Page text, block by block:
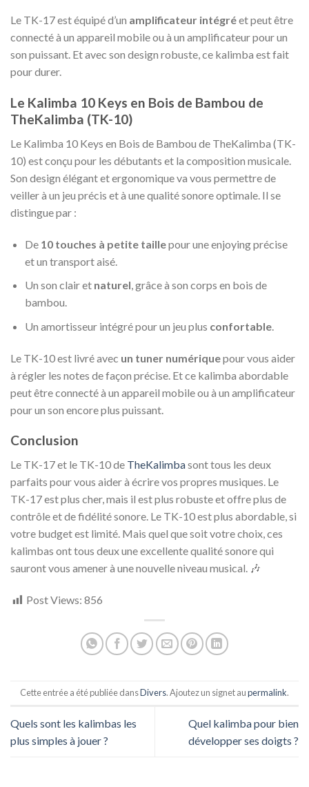
Le TK-17 est équipé d’un amplificateur intégréet peut être
connecté à un appareil mobile ou à un amplificateur pour un
son puissant. Et avec son design robuste, ce kalimba est fait
pour durer.
Le Kalimba 10 Keys en Bois de Bambou de
TheKalimba (TK-10)
Le Kalimba 10 Keys en Bois de Bambou de TheKalimba (TK-
10) est conçu pour les débutants et la composition musicale.
Son design élégant et ergonomique va vous permettre de
veiller à un jeu précis et à une qualité sonore optimale. Il se
distingue par :
De 10 touches à petite taillepour une enjoying précise
et un transport aisé.
Un son clair et naturel, grâce à son corps en bois de
bambou.
Un amortisseur intégré pour un jeu plus confortable.
Le TK-10 est livré avec un tuner numériquepour vous aider
à régler les notes de façon précise. Et ce kalimba abordable
peut être connecté à un appareil mobile ou à un amplificateur
pour un son encore plus puissant.
Conclusion
Le TK-17 et le TK-10 de TheKalimbasont tous les deux
parfaits pour vous aider à écrire vos propres musiques. Le
TK-17 est plus cher, mais il est plus robuste et offre plus de
contrôle et de fidélité sonore. Le TK-10 est plus abordable, si
votre budget est limité. Mais quel que soit votre choix, ces
kalimbas ont tous deux une excellente qualité sonore qui
sauront vous amener à une nouvelle niveau musical. 🎶
Post Views: 856
Cette entrée a été publiée dansDivers. Ajoutez un signet aupermalink.
Quels sont les kalimbas les
plus simples à jouer ?
Quel kalimba pour bien
développer ses doigts ?